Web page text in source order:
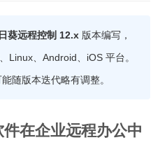
葵远程控制 12.x 版本编写，
Linux、Android、iOS 平台。
随版本迭代略有调整。
在企业远程办公中